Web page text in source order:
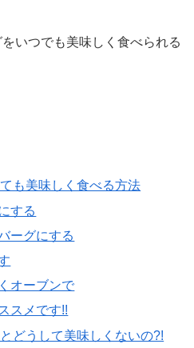
いつでも美味しく食べられる
も美味しく食べる方法
する
ーグにする
オーブンで
スメです!!
どうして美味しくないの?!